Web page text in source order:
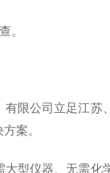
。
限公司立足江
案。
型仪器、无需